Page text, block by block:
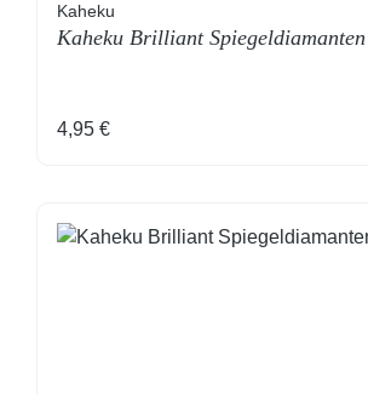
Kaheku
Kaheku Brilliant
Regulärer Preis:
4,95 €